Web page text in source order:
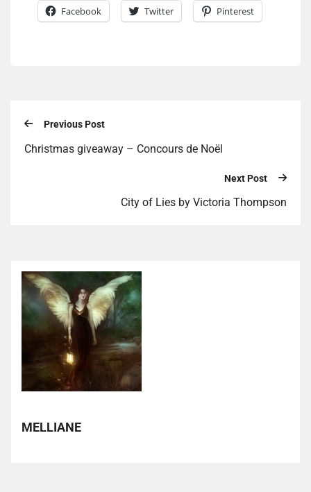
Facebook Twitter Pinterest
Previous Post
Christmas giveaway – Concours de Noël
Next Post
City of Lies by Victoria Thompson
MELLIANE